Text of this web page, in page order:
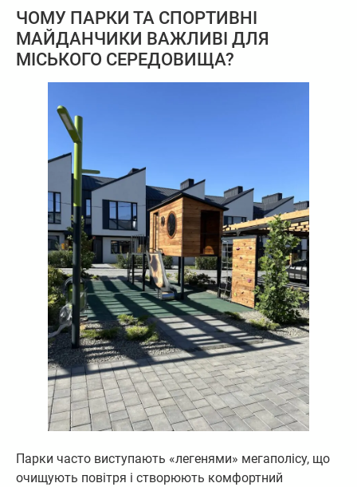
ЧОМУ ПАРКИ ТА СПОРТИВНІ
МАЙДАНЧИКИ ВАЖЛИВІ ДЛЯ
МІСЬКОГО СЕРЕДОВИЩА?
Парки часто виступають «легенями» мегаполісу, що
очищують повітря і створюють комфортний